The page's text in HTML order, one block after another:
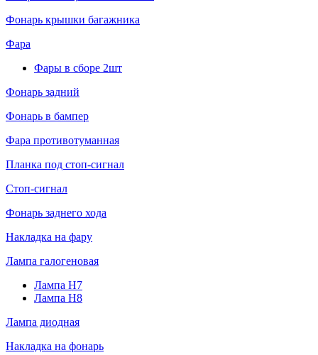
Фонарь крышки багажника
Фара
Фары в сборе 2шт
Фонарь задний
Фонарь в бампер
Фара противотуманная
Планка под стоп-сигнал
Стоп-сигнал
Фонарь заднего хода
Накладка на фару
Лампа галогеновая
Лампа H7
Лампа H8
Лампа диодная
Накладка на фонарь